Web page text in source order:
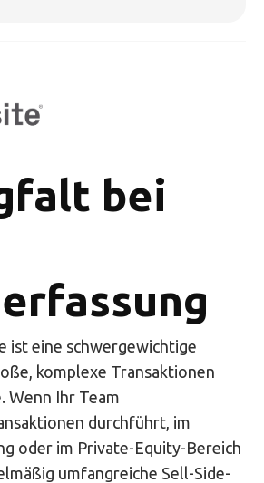
bei
ist eine schwergewichtige
komplexe Transaktionen
Wenn Ihr Team
durchführt, im
oder im Private-Equity-Bereich
umfangreiche Sell-Side-